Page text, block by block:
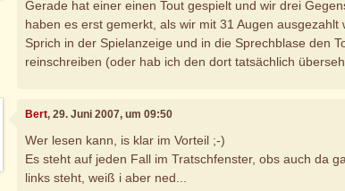
Gerade hat einer einen Tout gespielt und wir drei
haben es erst gemerkt, als wir mit 31 Augen ausgezahlt
Sprich in der Spielanzeige und in die Sprechblase den
reinschreiben (oder hab ich den dort tatsächlich
Bert, 29. Juni 2007, um 09:50
Wer lesen kann, is klar im Vorteil ;-)
Es steht auf jeden Fall im Tratschfenster, obs auch da
links steht, weiß i aber ned...